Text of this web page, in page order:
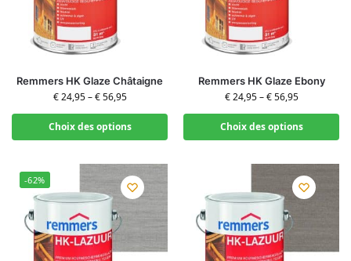
Remmers HK Glaze Châtaigne
€24,95–€56,95
Choix des options
Remmers HK Glaze Ebony
€24,95–€56,95
Choix des options
-62%